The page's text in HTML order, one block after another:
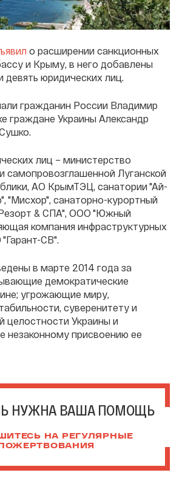
о расширении санкционных
и Крыму, в него добавлены
девять юридических лиц.
гражданин России Владимир
граждане Украины Александр
лиц – министерство
самопровозглашенной Луганской
АО КрымТЭЦ, санатории "Ай-
"Мисхор", санаторно-курортный
& СПА", ООО "Южный
компания инфраструктурных
СВ".
в марте 2014 года за
демократические
угрожающие миру,
суверенитету и
целостности Украины и
незаконному присвоению ее
НУЖНА ВАША ПОМОЩЬ
НА РЕГУЛЯРНЫЕ
ПОЖЕРТВОВАНИЯ